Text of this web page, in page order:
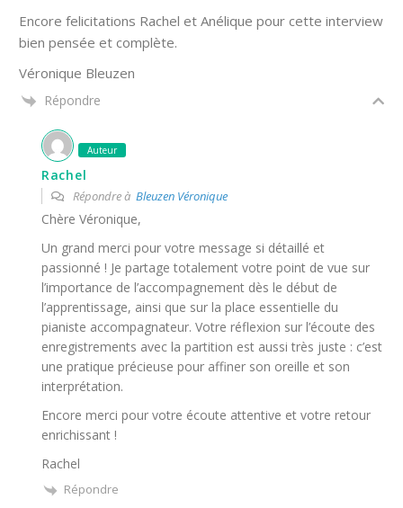
Encore felicitations Rachel et Anélique pour cette interview
bien pensée et complète.
Véronique Bleuzen
Répondre
Auteur
Rachel
Répondre à Bleuzen Véronique
Chère Véronique,
Un grand merci pour votre message si détaillé et
passionné ! Je partage totalement votre point de vue sur
l’importance de l’accompagnement dès le début de
l’apprentissage, ainsi que sur la place essentielle du
pianiste accompagnateur. Votre réflexion sur l’écoute des
enregistrements avec la partition est aussi très juste : c’est
une pratique précieuse pour affiner son oreille et son
interprétation.
Encore merci pour votre écoute attentive et votre retour
enrichissant !
Rachel
Répondre